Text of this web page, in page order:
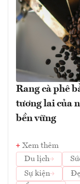
Rang cà phê
tương lai của
bền vững
Xem thêm
Du lịch
Sự kiện